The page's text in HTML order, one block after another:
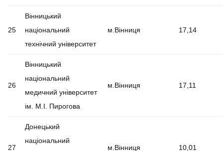
25
Вінницький
національний
технічний університет
м.Вінниця 17,14
26
Вінницький
національний
медичний університет
ім. М.І. Пирогова
м.Вінниця 17,11
27
Донецький
національний
м.Вінниця 10,01